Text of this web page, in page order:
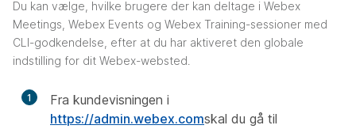
Du kan vælge, hvilke brugere der kan deltage i Webex
Meetings, Webex Events og Webex Training-sessioner med
CLI-godkendelse, efter at du har aktiveret den globale
indstilling for dit Webex-websted.
1
Fra kundevisningen i
https://admin.webex.comskal du gå til